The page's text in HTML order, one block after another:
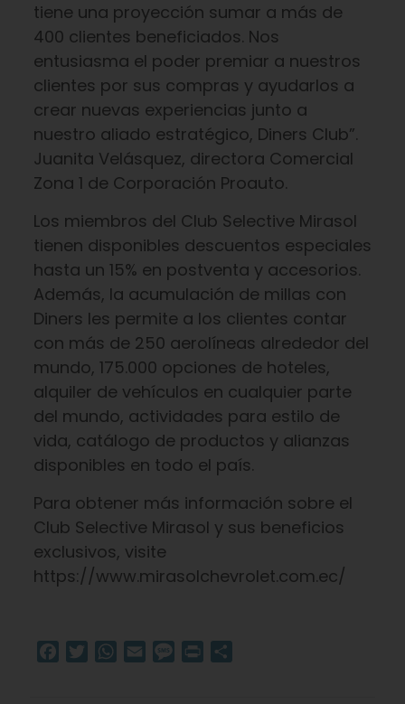
tiene una proyección sumar a más de
400 clientes beneficiados. Nos
entusiasma el poder premiar a nuestros
clientes por sus compras y ayudarlos a
crear nuevas experiencias junto a
nuestro aliado estratégico, Diners Club”.
Juanita Velásquez, directora Comercial
Zona 1 de Corporación Proauto.
Los miembros del Club Selective Mirasol
tienen disponibles descuentos especiales
hasta un 15% en postventa y accesorios.
Además, la acumulación de millas con
Diners les permite a los clientes contar
con más de 250 aerolíneas alrededor del
mundo, 175.000 opciones de hoteles,
alquiler de vehículos en cualquier parte
del mundo, actividades para estilo de
vida, catálogo de productos y alianzas
disponibles en todo el país.
Para obtener más información sobre el
Club Selective Mirasol y sus beneficios
exclusivos, visite
https://www.mirasolchevrolet.com.ec/
Facebook
TwitterWhatsApp
Email Message
Print